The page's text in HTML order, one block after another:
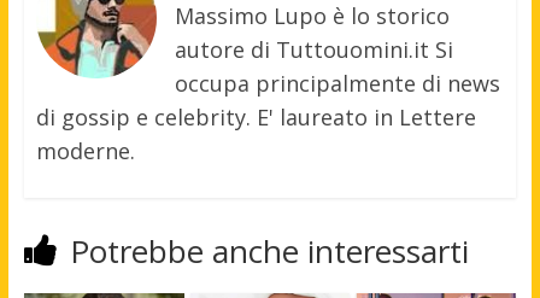
Massimo Lupo è lo storico
autore di Tuttouomini.it Si
occupa principalmente di news
di gossip e celebrity. E' laureato in Lettere
moderne.
Potrebbe anche interessarti